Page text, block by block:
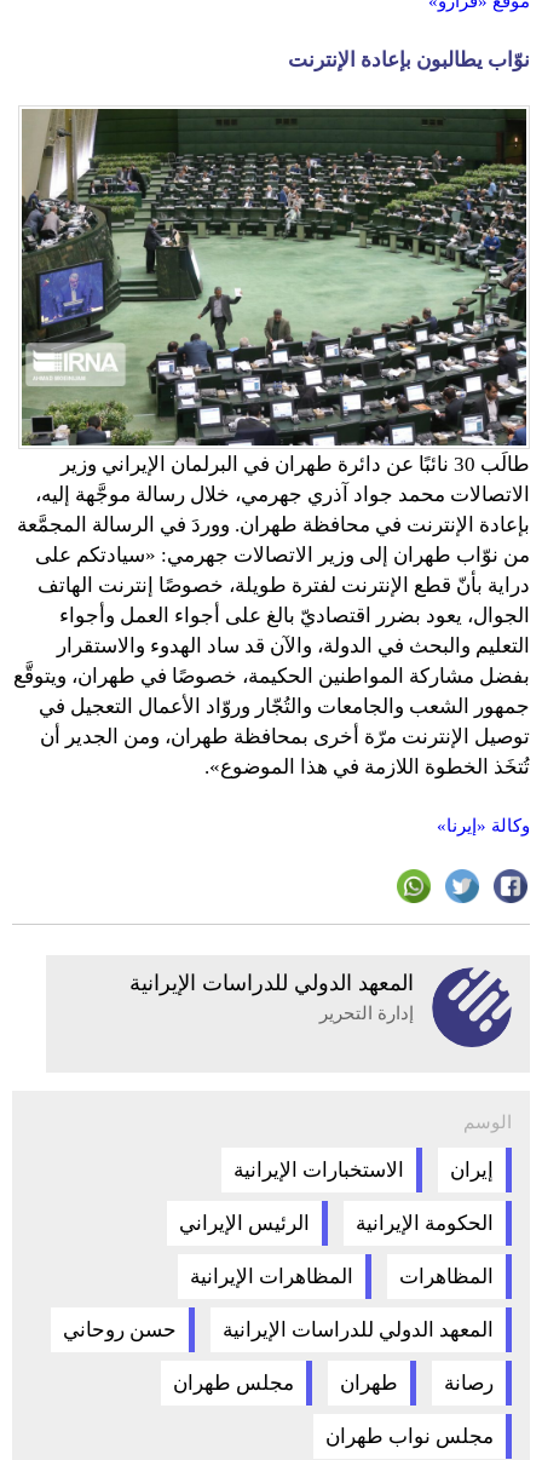
نوّاب يطالبون بإعادة الإنترنت
طالَب 30 نائبًا عن دائرة طهران في البرلمان الإيراني وزير
الاتصالات محمد جواد آذري جهرمي، خلال رسالة موجَّهة إليه،
بإعادة الإنترنت في محافظة طهران. ووردَ في الرسالة المجمَّعة
من نوّاب طهران إلى وزير الاتصالات جهرمي: «سيادتكم على
دراية بأنّ قطع الإنترنت لفترة طويلة، خصوصًا إنترنت الهاتف
الجوال، يعود بضرر اقتصاديّ بالغ على أجواء العمل وأجواء
التعليم والبحث في الدولة، والآن قد ساد الهدوء والاستقرار
بفضل مشاركة المواطنين الحكيمة، خصوصًا في طهران، ويتوقَّع
جمهور الشعب والجامعات والتُجّار وروّاد الأعمال التعجيل في
توصيل الإنترنت مرّة أخرى بمحافظة طهران، ومن الجدير أن
تُتخَذ الخطوة اللازمة في هذا الموضوع».
وكالة «إيرنا»
المعهد الدولي للدراسات الإيرانية
إدارة التحرير
الوسم
إيران الاستخبارات الإيرانية
الحكومة الإيرانية الرئيس الإيراني
المظاهرات المظاهرات الإيرانية
المعهد الدولي للدراسات الإيرانية حسن روحاني
رصانة طهران مجلس طهران
مجلس نواب طهران